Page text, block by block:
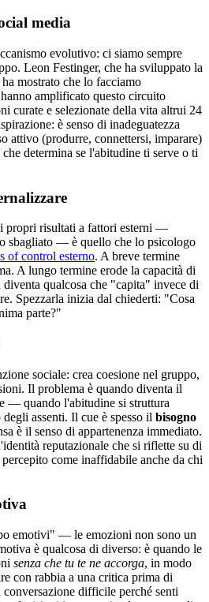
media
evolutivo: ci siamo sempre
Leon Festinger, che ha sviluppato la
ha mostrato che lo facciamo
amplificato questo circuito
curate e selezionate della vita altrui 24
è senso di inadeguatezza
attivo (produrre, connettersi, imparare)
determina se l'abitudine ti serve o ti
propri risultati a fattori esterni —
sbagliato — è quello che lo psicologo
of control esterno. A breve termine
A lungo termine erode la capacità di
qualcosa che "capita" invece di
Spezzarla inizia dal chiederti: "Cosa
parte?"
sociale: crea coesione nel gruppo,
Il problema è quando diventa il
— quando l'abitudine si struttura
assenti. Il cue è spesso il bisogno
è il senso di appartenenza immediato.
reputazionale che si riflette su di
come inaffidabile anche da chi
emotivi" — le emozioni non sono un
è qualcosa di diverso: è quando le
senza che tu te ne accorga, in modo
con rabbia a una critica prima di
conversazione difficile perché senti